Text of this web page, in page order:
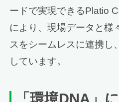
ードで実現できるPlatio
により、現場データと様
スをシームレスに連携し
しています。
「環境DNA」